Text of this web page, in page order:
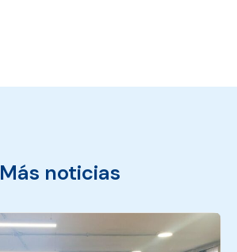
Más noticias